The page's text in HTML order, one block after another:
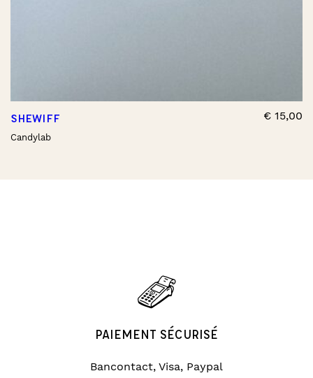
SHEWIFF
Candylab
€ 15,00
PAIEMENT SÉCURISÉ
Bancontact, Visa, Paypal